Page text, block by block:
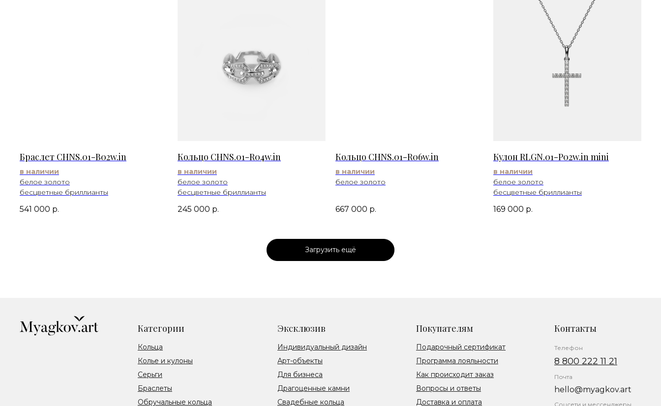
Браслет CHNS.01-B02w.in
в наличии
белое золото
бесцветные бриллианты
541 000 р.
Кольцо CHNS.01-R04w.in
в наличии
белое золото
бесцветные бриллианты
245 000 р.
Кольцо CHNS.01-R06w.in
в наличии
белое золото
667 000 р.
Кулон RLGN.01-P02w.in mini
в наличии
белое золото
бесцветные бриллианты
169 000 р.
Загрузить ещё
Контакты
Покупателям
Эксклюзив
Категории
Телефон
Доставка и оплата
Вопросы и ответы
Как происходит заказ
Подарочный сертификат
Свадебные кольца
Драгоценные камни
Для бизнеса
Арт-объекты
Индивидуальный дизайн
Обручальные кольца
Браслеты
Серьги
Колье и кулоны
Кольца
Соцсети и мессенджеры
hello@myagkov.art
Почта
8 800 222 11 21
Программа лояльности